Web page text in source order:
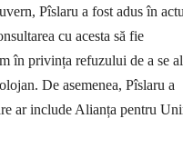
Pîslaru a fost adus în
cu acesta să fie
în privința refuzului de a se
De asemenea, Pîslaru a
ar include Alianța pentru